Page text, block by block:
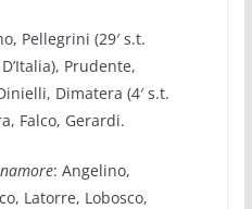
Pellegrini (29′ s.t.
Prudente,
Dimatera (4′ s.t.
Falco, Gerardi.
: Angelino,
Latorre, Lobosco,